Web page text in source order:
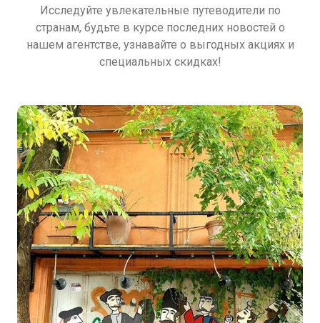
Исследуйте увлекательные путеводители по
странам, будьте в курсе последних новостей о
нашем агентстве, узнавайте о выгодных акциях и
специальных скидках!